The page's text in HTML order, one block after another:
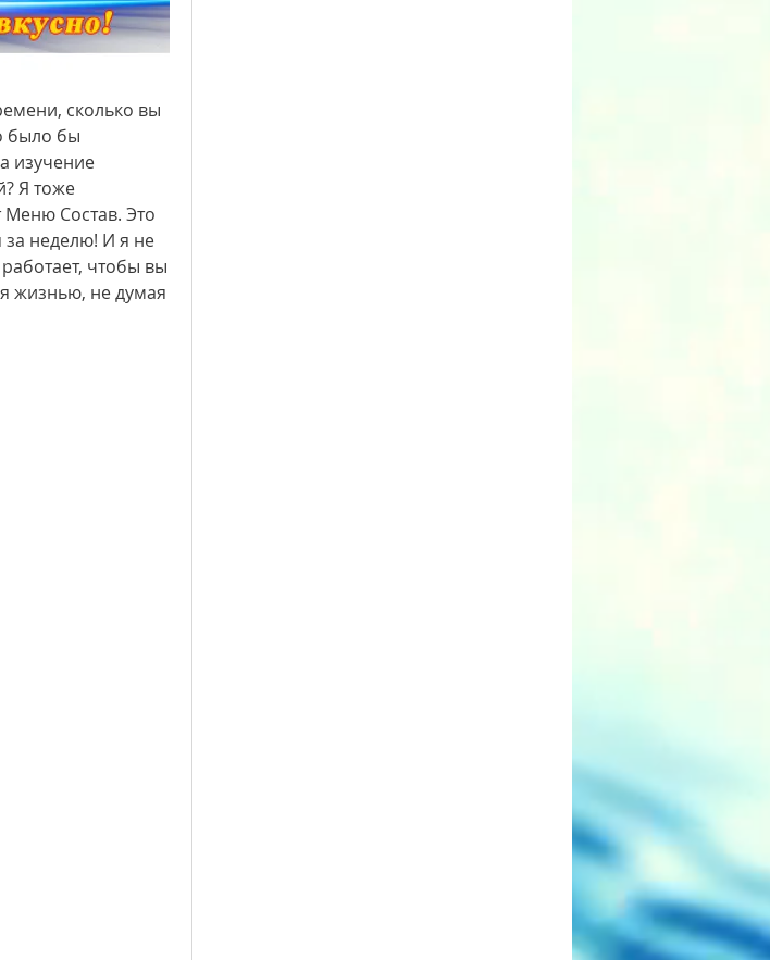
сколько вы
было бы
изучение
Я тоже
Состав. Это
за неделю! И я не
чтобы вы
жизнью, не думая